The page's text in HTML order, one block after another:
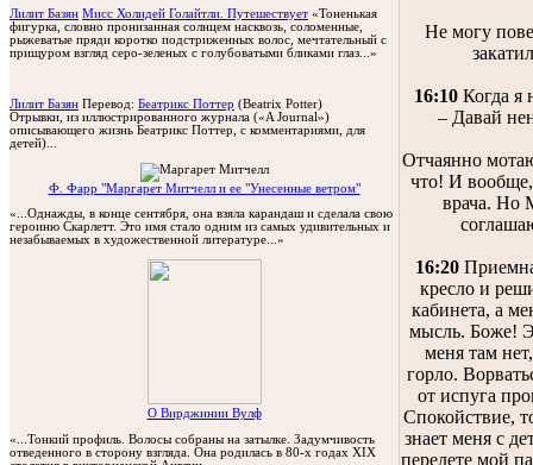
Лилит Базян Мисс Холидей Голайтли. Путешествует «Тоненькая
фигурка, словно пронизанная солнцем насквозь, соломенные,
рыжеватые пряди коротко подстриженных волос, мечтательный с
прищуром взгляд серо-зеленых с голубоватыми бликами глаз...»
Лилит Базян Перевод: Беатрикс Поттер (Beatrix Potter)
Oтрывки, из иллюстрированного журнала («A Journal»)
описывающего жизнь Беатрикс Поттер, с комментариями, для
детей)...
Ф. Фарр "Маргарет Митчелл и ее "Унесенные ветром"
«...Однажды, в конце сентября, она взяла карандаш и сделала свою
героиню Скарлетт. Это имя стало одним из самых удивительных и
незабываемых в художественной литературе...»
O Вирджинии Вулф
«...Тонкий профиль. Волосы собраны на затылке. Задумчивость
отведенного в сторону взгляда. Она родилась в 80-х годах XIX
Не могу
16:10Когда я
– Давай
Отчаянно
что! И вообще,
врача. Но
16:20
кресло и
кабинета, а
мысль. Боже!
меня там
горло.
от испуга
Спокойствие,
знает меня с
перелете мой